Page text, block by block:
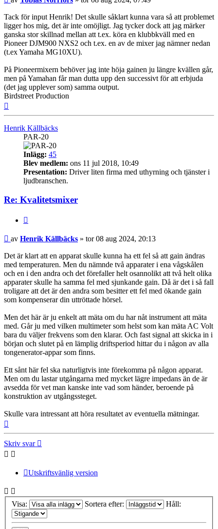
Tack för input Henrik! Det skulle såklart kunna vara så att problemet
ligger hos mig, det är inte omöjligt. Jag tycker dock att jag märker
ganska stor skillnad mellan att t.ex. köra en klubbkväll med en
Pioneer DJM900 NXS2 och t.ex. en av de mixer jag nämner nedan
(t.ex Yamaha MG10XU).
På Pioneermixern behöver jag inte höja gainen ju längre kvällen går,
men på Yamahan får man dutta upp den successivt för att erbjuda
(det jag upplever som) samma output.
Birdstreet Production
Henrik Källbäcks
PAR-20
Inlägg: 45
Blev medlem: ons 11 jul 2018, 10:49
Presentation: Driver liten firma med uthyrning och tjänster i
ljudbranschen.
Re: Kvalitetsmixer
Inlägg
av Henrik Källbäcks » tor 08 aug 2024, 20:13
Det är klart att en apparat skulle kunna ha ett fel så att gain ändras
med temperaturen. Men du nämnde två apparater i ena vågskålen
och en i den andra och det förefaller helt osannolikt att två helt olika
apparater skulle ha samma fel med sjunkande gain. Då är det i så fall
troligare att det är den andra som besitter ett fel med ökande gain
som kompenserar din uttröttade hörsel.
Men det här är ju enkelt att mäta om du har nåt instrument att mäta
med. Går ju med vilken multimeter som helst som kan mäta AC Volt
bara du väljer frekvens som den klarar. Och fast signal att skicka in i
början och slutet på en lämplig driftsperiod hittar du i någon av alla
tongenerator-appar som finns.
Ett sånt här fel ska naturligtvis inte förekomma på någon apparat.
Men om du lastar utgångarna med mycket lägre impedans än de är
avsedda för vet man kanske inte vad som händer, beroende på
konstruktion av utgångssteget.
Skulle vara intressant att höra resultatet av eventuella mätningar.
Skriv svar
Utskriftsvänlig version
Visa: Sortera efter: Håll: